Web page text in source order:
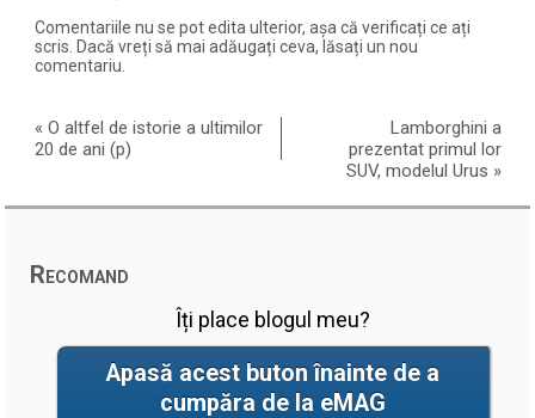
Comentariile nu se pot edita ulterior, așa că verificați ce ați
scris. Dacă vreți să mai adăugați ceva, lăsați un nou
comentariu.
«O altfel de istorie a ultimilor
20 de ani (p)
Lamborghini a
prezentat primul lor
SUV, modelul Urus »
Recomand
Îți place blogul meu?
Apasă acest buton înainte de a
cumpăra de la eMAG